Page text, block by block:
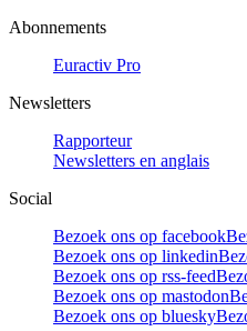
Abonnements
Euractiv Pro
Newsletters
Rapporteur
Newsletters en anglais
Social
Bezoek ons op facebook
Bezoek ons op linkedin
Bezoek ons op rss-feed
Bezoek ons op mastodon
Bezoek ons op bluesky